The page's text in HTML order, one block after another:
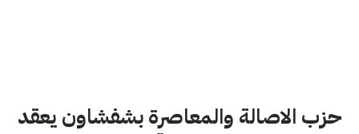
حزب الاصالة والمعاصرة بشفشاون يعقد